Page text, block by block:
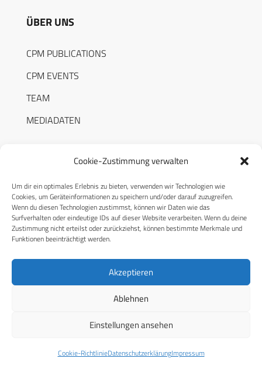
Cookie-Zustimmung verwalten
Um dir ein optimales Erlebnis zu bieten, verwenden wir Technologien wie
Cookies, um Geräteinformationen zu speichern und/oder darauf zuzugreifen.
Wenn du diesen Technologien zustimmst, können wir Daten wie das
Surfverhalten oder eindeutige IDs auf dieser Website verarbeiten. Wenn du deine
Zustimmung nicht erteilst oder zurückziehst, können bestimmte Merkmale und
Funktionen beeinträchtigt werden.
Akzeptieren
Ablehnen
Einstellungen ansehen
Cookie-RichtlinieDatenschutzerklärungImpressum
ÜBER UNS
CPM PUBLICATIONS
CPM EVENTS
TEAM
MEDIADATEN
RECHTLICHES
Datenschutzerklärung
Cookie-Richtlinie (EU)
© 2026 CPM GmbH – Alle Rechte vorbehalten